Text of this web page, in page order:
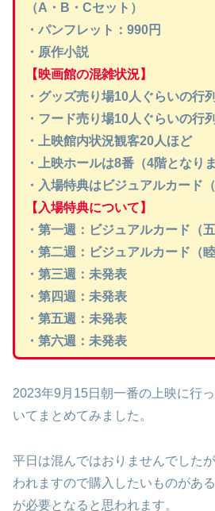
（A・B・Cセット）
・パンフレット：990円
・原作小説
【映画館の混雑状況】
・グッズ売り場10人ぐらいの行列
・フード売り場10人ぐらいの行列
・上映館内状況観客20人ほど
・上映ホールは8番（4階となりま
・入場特典はビジュアルカード（
【入場特典について】
・第一週：ビジュアルカード（五
・第二週：ビジュアルカード（睦
・第三週：未発表
・第四週：未発表
・第五週：未発表
・第六週：未発表
2023年9月15日朝一番の上映に行
いてまとめてみました。
平日は混んではおりませんでした
われますので購入したいものがあ
が必要となると思われます。